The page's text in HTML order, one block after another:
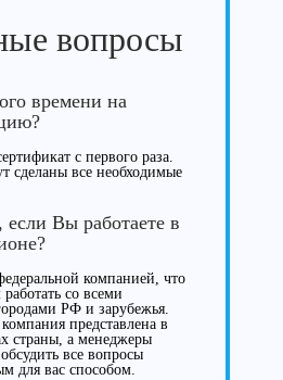
вопросы
времени на
с первого раза.
сделаны все необходимые
если Вы работаете в
компанией, что
со всеми
РФ и зарубежья.
представлена в
страны, а менеджеры
все вопросы
для вас способом.